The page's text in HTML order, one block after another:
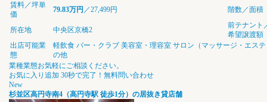
賃料／坪単
価
79.83万円 ／27,499円 階数／面積
所在地 中央区京橋2
前テナント
希望譲渡額
出店可能業
態
軽飲食 バー・クラブ 美容室・理容室 サロン（マッサージ・エス
の他
業種業態お気軽にご相談ください。
お気に入り追加 30秒で完了！無料問い合わせ
New
杉並区高円寺南4（高円寺駅 徒歩1分）の居抜き貸店舗